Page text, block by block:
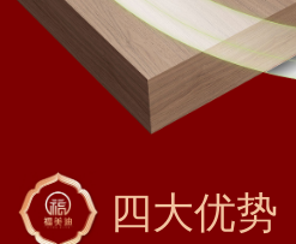
四大优势